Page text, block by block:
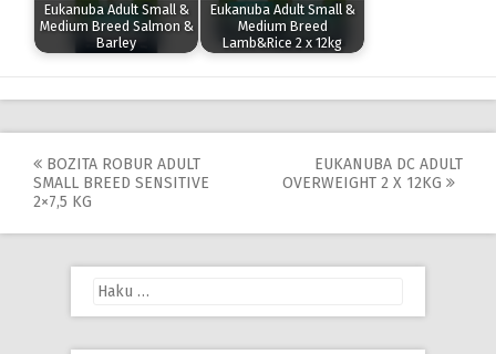
Eukanuba Adult Small &
Medium Breed Salmon &
Barley
Eukanuba Adult Small &
Medium Breed
Lamb&Rice 2 x 12kg
Post
navigation
BOZITA ROBUR ADULT
SMALL BREED SENSITIVE
2×7,5 KG
EUKANUBA DC ADULT
OVERWEIGHT 2 X 12KG
Haku: